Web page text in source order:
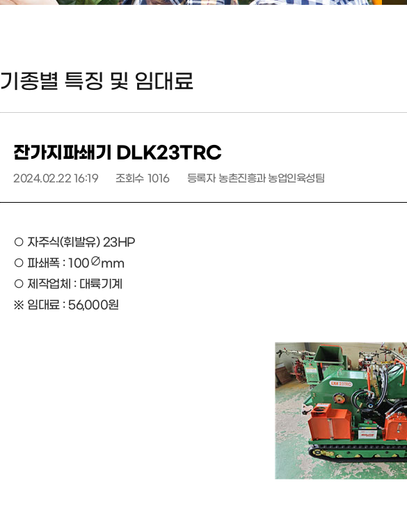
기종별 특징 및 임대료
잔가지파쇄기 DLK23TRC
2024.02.22 16:19 조회수 1016 등록자 농촌진흥과 농업인육성팀
○ 자주식(휘발유) 23HP
○ 파쇄폭 : 100∅mm
○ 제작업체 : 대륙기계
※ 임대료 : 56,000원